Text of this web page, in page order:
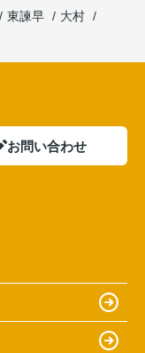
東諫早
大村
お問い合わせ